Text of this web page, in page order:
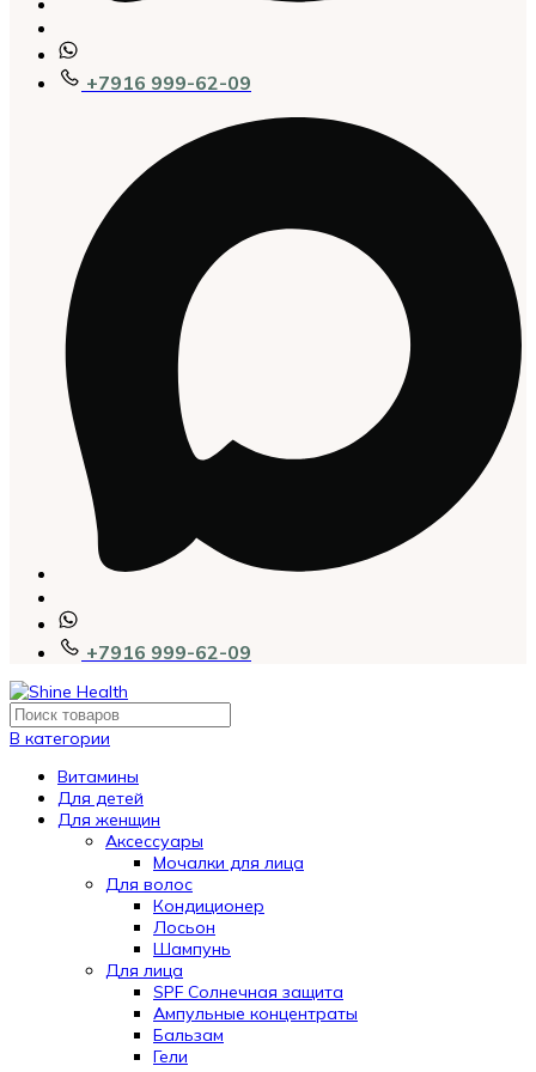
+7916 999-62-09
+7916 999-62-09
В категории
Витамины
Для детей
Для женщин
Аксессуары
Мочалки для лица
Для волос
Кондиционер
Лосьон
Шампунь
Для лица
SPF Солнечная защита
Ампульные концентраты
Бальзам
Гели